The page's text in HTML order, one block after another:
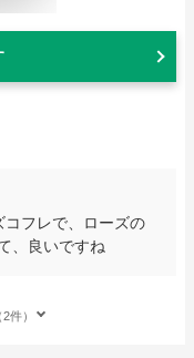
コフレで、ローズの
、良いですね
件）